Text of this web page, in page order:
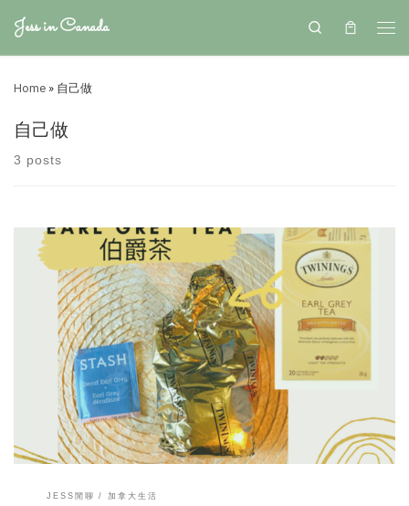
Jess in Canada Search
Home » 自己做
自己做
3 posts
之前的文寫到了伯爵奶茶London Fog, 發現好幾位對這個有興趣。 在加
拿大去星巴克時因為我喝咖啡會有心悸，所以常會點London Fog，在台
灣叫伯爵奶茶。 我很喜歡London Fog的特別香味，查了一下，是因為伯
爵茶Earl Grey Tea 含有佛手柑。 而佛手柑成分有著鎮定情緒的效果，難
怪好多人都喜歡伯爵茶的香味。 伯爵奶茶London Fog 的做法很簡單。
我自己喜歡濃醇的奶茶味，所以茶包一開始就會下牛奶。 我的做法是牛
奶倒入小鍋，也同時把伯爵茶茶包放入。 用小火慢慢把牛奶加熱到牛奶
滾開，小滾個幾分就關火。讓茶包在牛奶裡泡溫泉個幾分鐘。然後就可
以入杯開喝了～ 茶包會在牛奶加熱的同時慢慢散發出茶香，所以這樣煮
出來的奶茶是特別濃醇。 如果你沒有美國時間煮牛奶的話。也可以熱好
牛奶，把茶包放入就ready～有的人則是只用茶包泡好茶，再倒入熱牛
奶。這樣泡的奶茶會清爽一些。 而有的人是將牛奶打成奶霜再加入茶
裡。這喝起來又是不一樣的口感。就看各人喜歡的是哪一種口感。 關於
伯爵茶Earl Grey Tea 茶包的選擇，我家裡有英國Twinings的茶包, 也有
出名的，我在台灣的超市有看到。 Costco更是有大包裝的伯爵茶，買一
JESS閒聊 加拿大生活